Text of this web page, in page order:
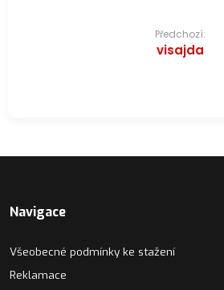
Předchozí:
visajda
Navigace
Všeobecné podmínky ke stažení
Reklamace